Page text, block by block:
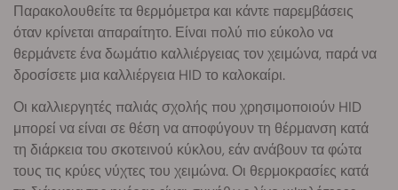
Παρακολουθείτε τα θερμόμετρα και κάντε παρεμβάσεις
όταν κρίνεται απαραίτητο. Είναι πολύ πιο εύκολο να
θερμάνετε ένα δωμάτιο καλλιέργειας τον χειμώνα, παρά να
δροσίσετε μια καλλιέργεια HID το καλοκαίρι.
Οι καλλιεργητές παλιάς σχολής που χρησιμοποιούν HID
μπορεί να είναι σε θέση να αποφύγουν τη θέρμανση κατά
τη διάρκεια του σκοτεινού κύκλου, εάν ανάβουν τα φώτα
τους τις κρύες νύχτες του χειμώνα. Οι θερμοκρασίες κατά